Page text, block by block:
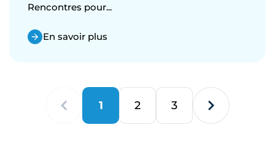
Rencontres pour...
En savoir plus
1 2 3